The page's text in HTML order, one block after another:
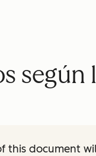
this document